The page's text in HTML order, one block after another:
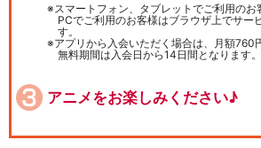
スマートフォン、タブレットでご利用のお
PCでご利用のお客様はブラウザ上でサー
す。
アプリから入会いただく場合は、月額760
無料期間は入会日から14日間となります。
アニメをお楽しみください♪